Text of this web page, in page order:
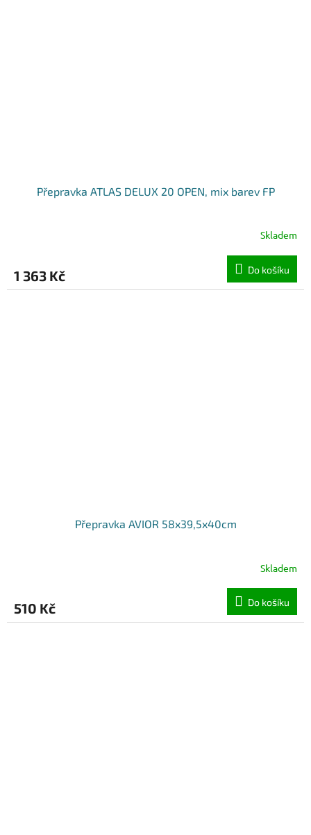
Přepravka ATLAS DELUX 20 OPEN, mix barev FP
Skladem
1 363 Kč Do košíku
Přepravka AVIOR 58x39,5x40cm
Skladem
510 Kč Do košíku